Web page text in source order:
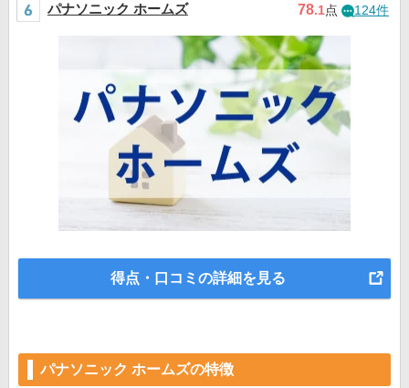
パナソニック ホームズ 78.1点 124件
得点・口コミの詳細を見る
パナソニック ホームズの特徴